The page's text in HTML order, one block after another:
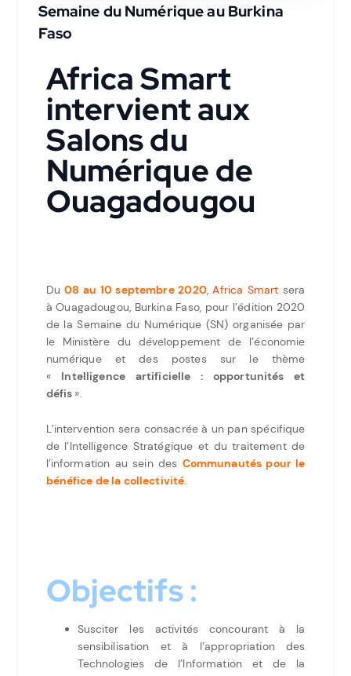
Semaine du Numérique au Burkina
Faso
Africa Smart
intervient aux
Salons du
Numérique de
Ouagadougou
Du08 au 10 septembre 2020,Africa Smart sera
à Ouagadougou, Burkina Faso, pour l’édition 2020
de la Semaine du Numérique (SN) organisée par
le Ministère du développement de l’économie
numérique et des postes sur le thème
« Intelligence artificielle : opportunités et
défis ».
L’intervention sera consacrée à un pan spécifique
de l’Intelligence Stratégique et du traitement de
l’information au sein des Communautés pour le
bénéfice de la collectivité.
Objectifs :
Susciter les activités concourant à la
sensibilisation et à l’appropriation des
Technologies de l’Information et de la